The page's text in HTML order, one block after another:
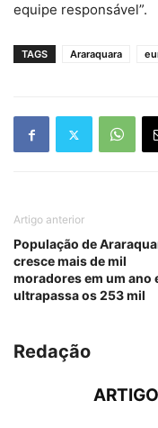
equipe responsável”.
TAGS Araraquara
Artigo anterior
População de
cresce mais de mil
moradores em um ano
ultrapassa os 253 mil
Redação